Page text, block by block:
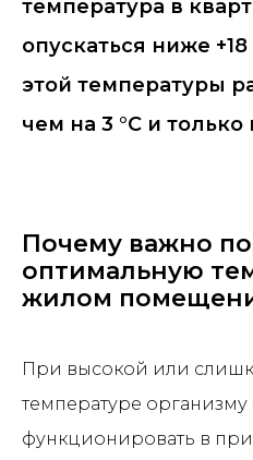
температура в
опускаться ниже
этой температуры
чем на 3 °C и
Почему важно
оптимальную
жилом
При высокой или
температуре
функционировать в